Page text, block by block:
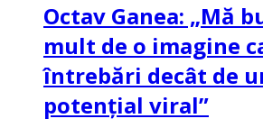
Octav Ganea: „Mă
mult de o imagine
întrebări decât de
potenţial viral”